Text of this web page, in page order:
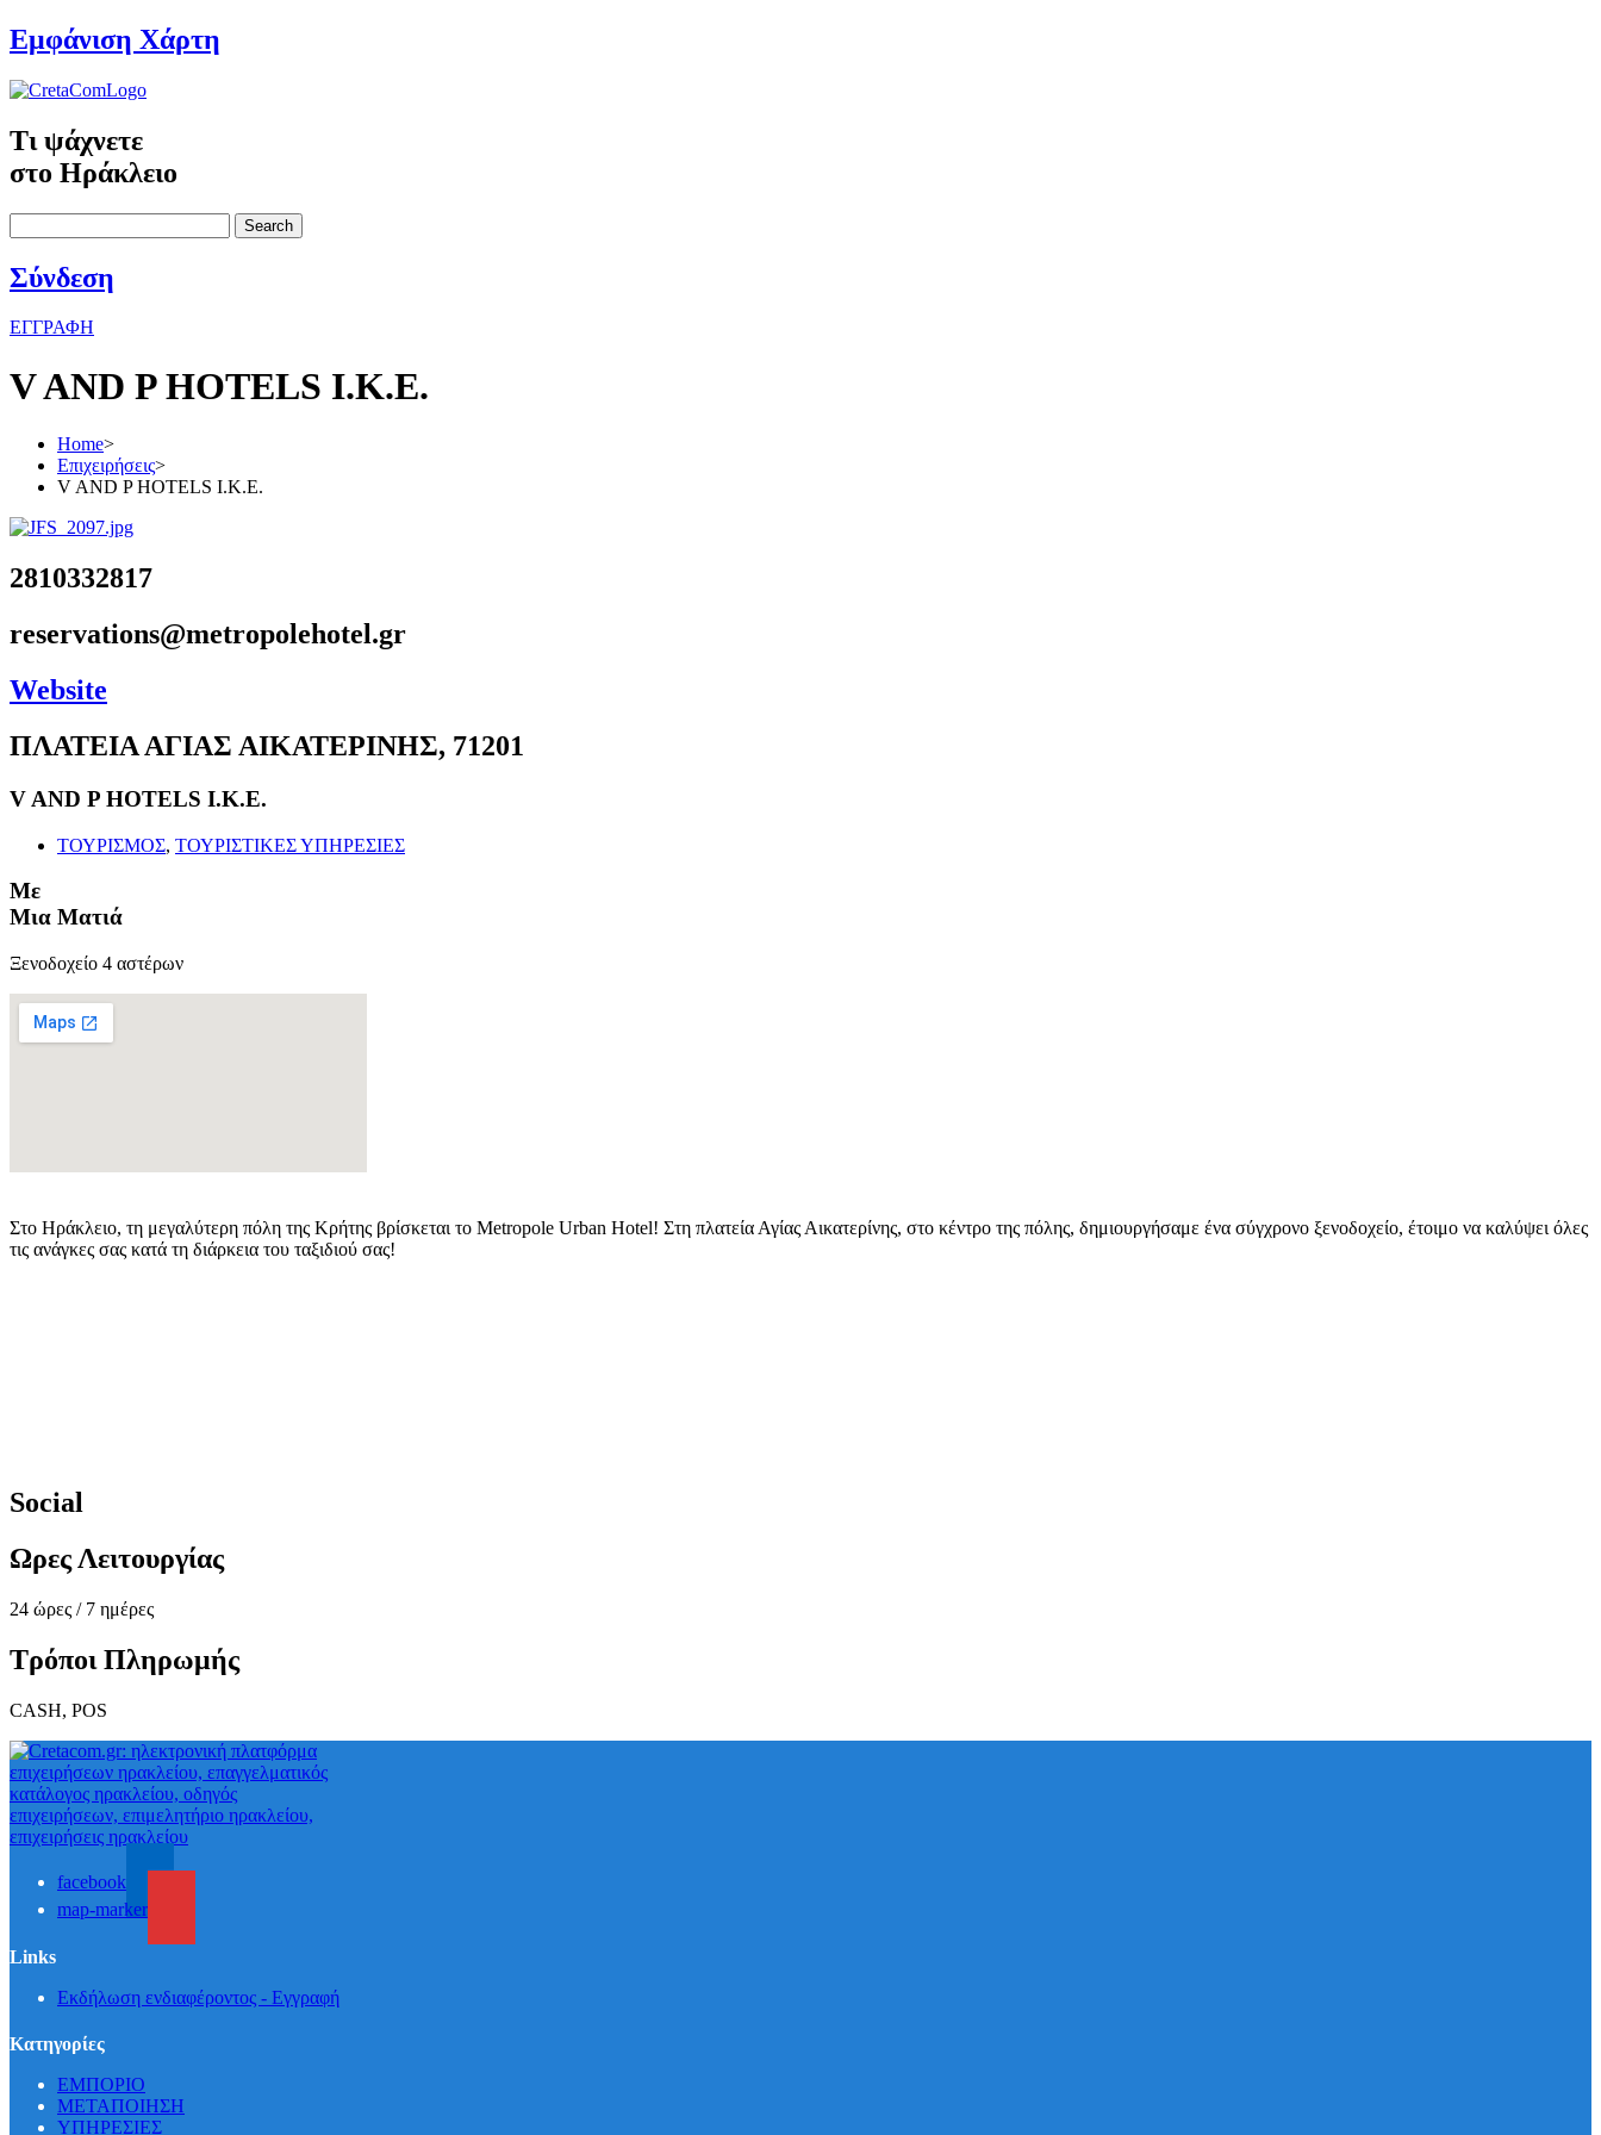
Εμφάνιση Χάρτη
Τι ψάχνετε
στο Ηράκλειο
Search
Σύνδεση
ΕΓΓΡΑΦΗ
V AND P HOTELS Ι.Κ.Ε.
Home>
Επιχειρήσεις>
V AND P HOTELS Ι.Κ.Ε.
2810332817
reservations@metropolehotel.gr
Website
ΠΛΑΤΕΙΑ ΑΓΙΑΣ ΑΙΚΑΤΕΡΙΝΗΣ, 71201
V AND P HOTELS Ι.Κ.Ε.
ΤΟΥΡΙΣΜΟΣ, ΤΟΥΡΙΣΤΙΚΕΣ ΥΠΗΡΕΣΙΕΣ
Με
Μια Ματιά
Ξενοδοχείο 4 αστέρων
Στο Ηράκλειο, τη μεγαλύτερη πόλη της Κρήτης βρίσκεται το Metropole Urban Hotel! Στη πλατεία Αγίας Αικατερίνης, στο κέντρο της πόλης, δημιουργήσαμε ένα σύγχρονο ξενοδοχείο, έτοιμο να καλύψει όλες
τις ανάγκες σας κατά τη διάρκεια του ταξιδιού σας!
Social
Ωρες Λειτουργίας
24 ώρες / 7 ημέρες
Τρόποι Πληρωμής
CASH, POS
facebook
map-marker
Links
Εκδήλωση ενδιαφέροντος - Εγγραφή
Κατηγορίες
ΕΜΠΟΡΙΟ
ΜΕΤΑΠΟΙΗΣΗ
ΥΠΗΡΕΣΙΕΣ